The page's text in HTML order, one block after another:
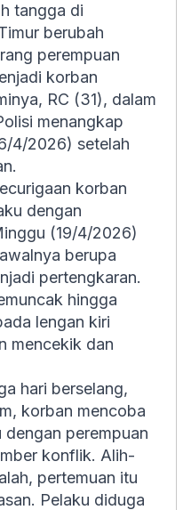
tangga di
berubah
perempuan
korban
RC (31), dalam
menangkap
4/2026) setelah
korban
dengan
(19/4/2026)
berupa
pertengkaran.
hingga
lengan kiri
mencekik dan
hari berselang,
korban mencoba
perempuan
konflik. Alih-
pertemuan itu
Pelaku diduga